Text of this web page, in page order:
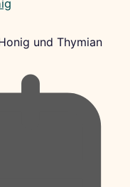
und Thymian